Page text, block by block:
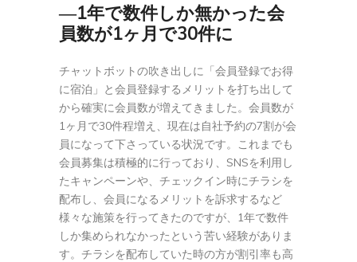
―1年で数件しか無かった会
員数が1ヶ月で30件に
チャットボットの吹き出しに「会員登録でお得
に宿泊」と会員登録するメリットを打ち出して
から確実に会員数が増えてきました。会員数が
1ヶ月で30件程増え、現在は自社予約の7割が会
員になって下さっている状況です。これまでも
会員募集は積極的に行っており、SNSを利用し
たキャンペーンや、チェックイン時にチラシを
配布し、会員になるメリットを訴求するなど
様々な施策を行ってきたのですが、1年で数件
しか集められなかったという苦い経験がありま
す。チラシを配布していた時の方が割引率も高